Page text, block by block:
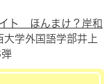
ト ほんまけ？岸和
大学外国語学部井上